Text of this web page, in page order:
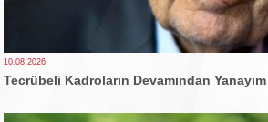
10.08.2026
Tecrübeli Kadroların Devamından Yanayım